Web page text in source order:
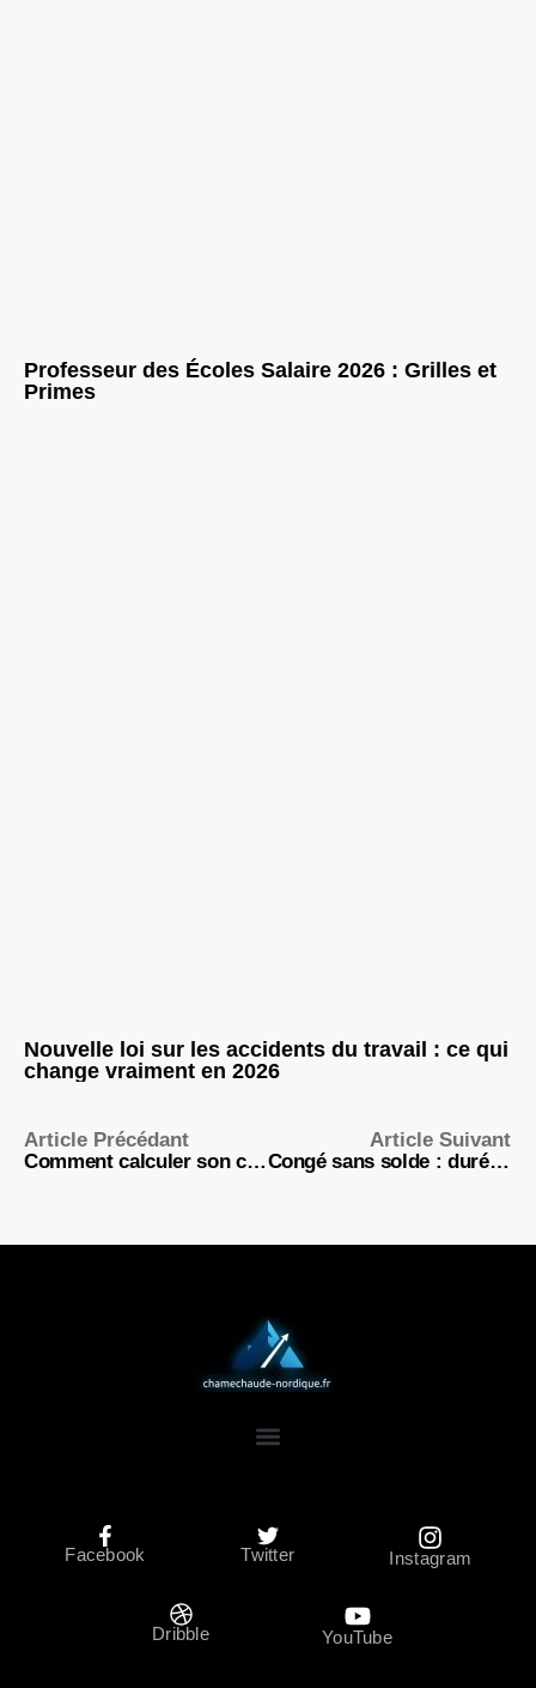
Professeur des Écoles Salaire 2026 : Grilles et
Primes
Nouvelle loi sur les accidents du travail : ce qui
change vraiment en 2026
Article Précédant
Comment calculer son chiffre d’affaires : méthodes et explications complètes
Article Suivant
Congé sans solde : durée, conditions et droits du salarié 2026
Facebook Twitter Instagram
Dribble YouTube